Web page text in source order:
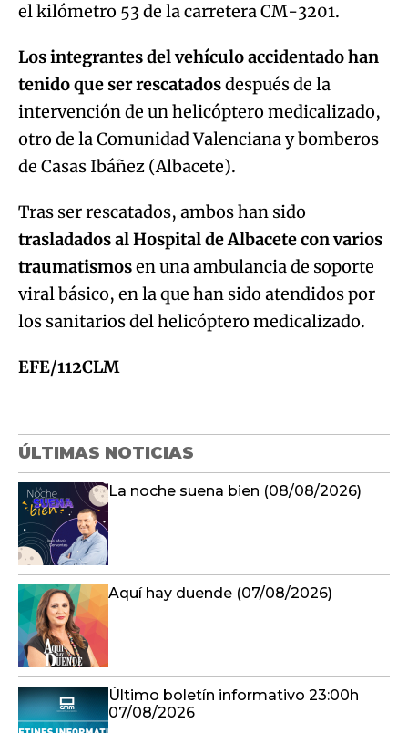
el kilómetro 53 de la carretera CM-3201.
Los integrantes del vehículo accidentado han
tenido que ser rescatadosdespués de la
intervención de un helicóptero medicalizado,
otro de la Comunidad Valenciana y bomberos
de Casas Ibáñez (Albacete).
Tras ser rescatados, ambos han sido
trasladados al Hospital de Albacete con varios
traumatismosen una ambulancia de soporte
viral básico, en la que han sido atendidos por
los sanitarios del helicóptero medicalizado.
EFE/112CLM
ÚLTIMAS NOTICIAS
La noche suena bien (08/08/2026)
Aquí hay duende (07/08/2026)
Último boletín informativo 23:00h
07/08/2026